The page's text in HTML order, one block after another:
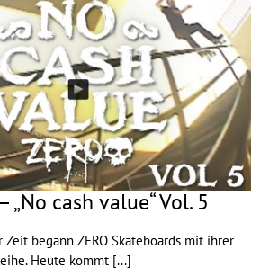
„No cash value“ Vol. 5
begann ZERO Skateboards mit ihrer
Heute kommt [...]